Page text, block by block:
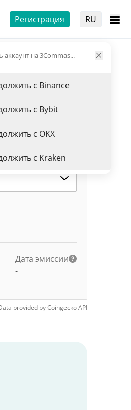
Регистрация RU
аккаунт на 3Commas...
с Binance
с Bybit
с OKX
с Kraken
Дата эмиссии
-
provided byCoingeckoAPI